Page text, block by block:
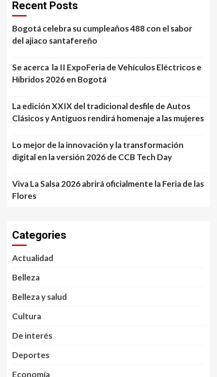
Recent Posts
Bogotá celebra su cumpleaños 488 con el sabor
del ajiaco santafereño
Se acerca la II ExpoFeria de Vehículos Eléctricos e
Híbridos 2026 en Bogotá
La edición XXIX del tradicional desfile de Autos
Clásicos y Antiguos rendirá homenaje a las mujeres
Lo mejor de la innovación y la transformación
digital en la versión 2026 de CCB Tech Day
Viva La Salsa 2026 abrirá oficialmente la Feria de las
Flores
Categories
Actualidad
Belleza
Belleza y salud
Cultura
De interés
Deportes
Economía